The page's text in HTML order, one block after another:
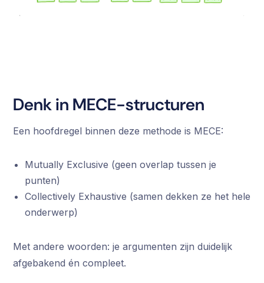
Denk in MECE-structuren
Een hoofdregel binnen deze methode is MECE:
Mutually Exclusive (geen overlap tussen je
punten)
Collectively Exhaustive (samen dekken ze het hele
onderwerp)
Met andere woorden: je argumenten zijn duidelijk
afgebakend én compleet.